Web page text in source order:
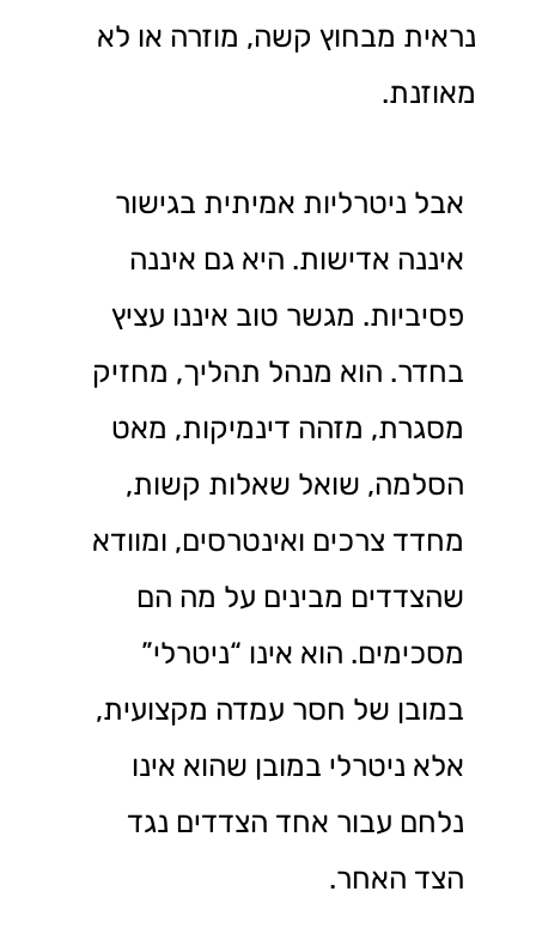
נראית מבחוץ קשה, מוזרה או לא
מאוזנת.
אבל ניטרליות אמיתית בגישור
איננה אדישות. היא גם איננה
פסיביות. מגשר טוב איננו עציץ
בחדר. הוא מנהל תהליך, מחזיק
מסגרת, מזהה דינמיקות, מאט
הסלמה, שואל שאלות קשות,
מחדד צרכים ואינטרסים, ומוודא
שהצדדים מבינים על מה הם
מסכימים. הוא אינו “ניטרלי”
במובן של חסר עמדה מקצועית,
אלא ניטרלי במובן שהוא אינו
נלחם עבור אחד הצדדים נגד
הצד האחר.